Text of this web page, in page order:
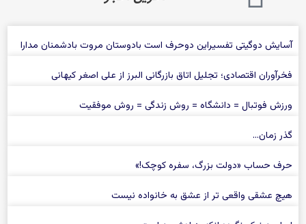
آسایش دوگیتی تفسیراین دوحرف است بادوستان مروت بادشمنان مدارا
فخرآوران اقتصادی؛ تجلیل اتاق بازرگانی البرز از علی‌ اصغر کیهانی
ورزش فوتبال = دانشگاه = روش زندگی = روش موفقیت
گذر زمان…
حرف حساب «دولت بزرگ، سفره كوچک!»
هیچ عشقی واقعی تر از عشق به خانواده نیست